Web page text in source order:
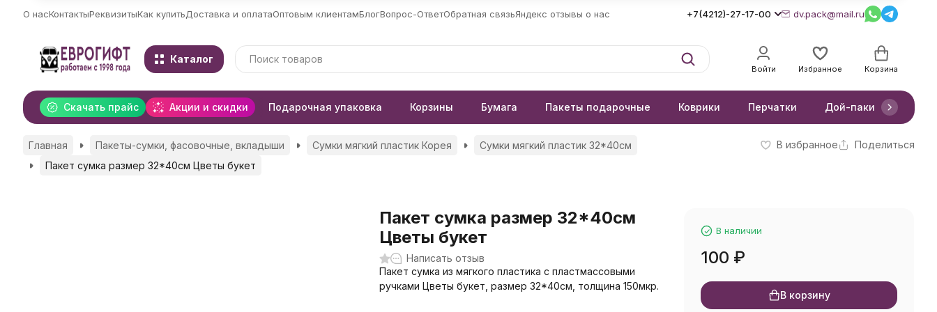
О насКонтактыРеквизитыКак купитьДоставка и оплатаОптовым клиентамБлогВопрос-ОтветОбратная связьЯндекс отзывы о нас +7(4212)-27-17-00 dv.pack@mail.ru
Каталог
Войти Избранное Корзина
Скачать прайс Акции и скидки Подарочная упаковка Корзины Бумага Пакеты подарочные Коврики Перчатки Дой-паки
Главная Пакеты-сумки, фасовочные, вкладыши Сумки мягкий пластик Корея
Сумки мягкий пластик 32*40см
Пакет сумка размер 32*40см Цветы букет
В избранное Поделиться
Пакет сумка размер 32*40см
Цветы букет
Написать отзыв
Пакет сумка из мягкого пластика с пластмассовыми
ручками Цветы букет, размер 32*40см, толщина 150мкр.
В наличии
100 ₽
В корзину